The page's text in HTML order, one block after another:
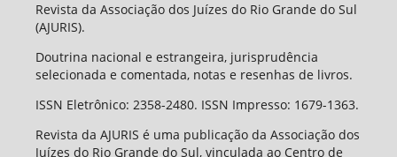
Revista da Associação dos Juízes do Rio Grande do Sul
(AJURIS).
Doutrina nacional e estrangeira, jurisprudência
selecionada e comentada, notas e resenhas de livros.
ISSN Eletrônico: 2358-2480. ISSN Impresso: 1679-1363.
Revista da AJURIS é uma publicação da Associação dos
Juízes do Rio Grande do Sul, vinculada ao Centro de